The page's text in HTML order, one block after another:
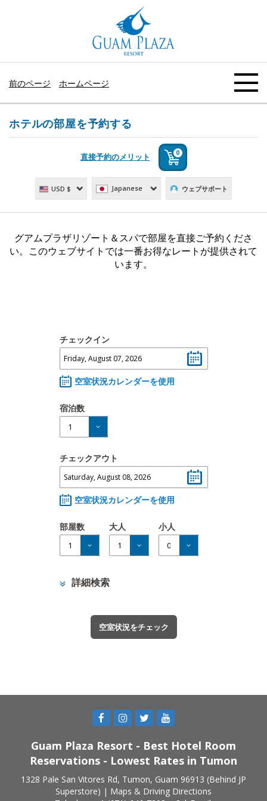
前のページ ホームページ
ホテルの部屋を予約する
0
USD $ Japanese ウェブサポート
グアムプラザリゾート＆スパで部屋を直接ご予約くださ
い。このウェブサイトでは一番お得なレートが提供されて
います。
チェックイン
空室状況カレンダーを使用
宿泊数
チェックアウト
空室状況カレンダーを使用
部屋数 大人 小人
詳細検索
Guam Plaza Resort - Best Hotel Room
Reservations - Lowest Rates in Tumon
1328 Pale San Vitores Rd, Tumon, Guam 96913 (Behind JP
Superstore) | Maps & Driving Directions